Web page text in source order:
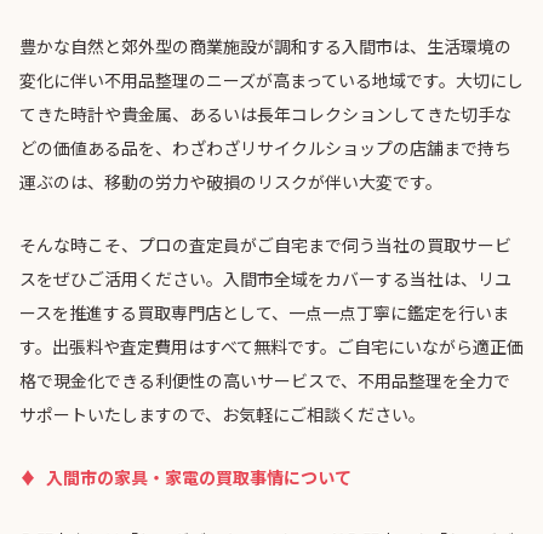
豊かな自然と郊外型の商業施設が調和する入間市は、生活環境の
変化に伴い不用品整理のニーズが高まっている地域です。大切にし
てきた時計や貴金属、あるいは長年コレクションしてきた切手な
どの価値ある品を、わざわざリサイクルショップの店舗まで持ち
運ぶのは、移動の労力や破損のリスクが伴い大変です。
そんな時こそ、プロの査定員がご自宅まで伺う当社の買取サービ
スをぜひご活用ください。入間市全域をカバーする当社は、リユ
ースを推進する買取専門店として、一点一点丁寧に鑑定を行いま
す。出張料や査定費用はすべて無料です。ご自宅にいながら適正価
格で現金化できる利便性の高いサービスで、不用品整理を全力で
サポートいたしますので、お気軽にご相談ください。
入間市の家具・家電の買取事情について